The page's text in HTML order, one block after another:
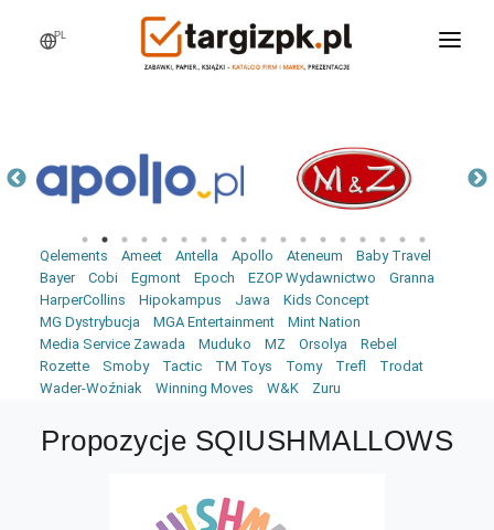
PL
PRODUKTY
AKTUALNOŚCI
LOGOWANIE
REJESTRACJA
Qelements Ameet Antella Apollo Ateneum
Baby Travel
Bayer
Cobi Egmont Epoch EZOP Wydawnictwo
Granna
HarperCollins
Hipokampus Jawa
Kids Concept
MG Dystrybucja
MGA Entertainment
Mint Nation
Media Service Zawada
Muduko MZ Orsolya
Rebel
Rozette
Smoby Tactic TM Toys Tomy Trefl
Trodat
Wader-Woźniak
Winning Moves W&K Zuru
Propozycje SQIUSHMALLOWS